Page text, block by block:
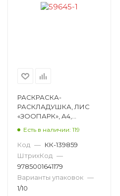
РАСКРАСКА-
РАСКЛАДУШКА, ЛИС
«ЗООПАРК», А4,
Есть в наличии: 119
Код — КК-139859
ШтрихКод —
9785001641179
Варианты упаковок —
1/10